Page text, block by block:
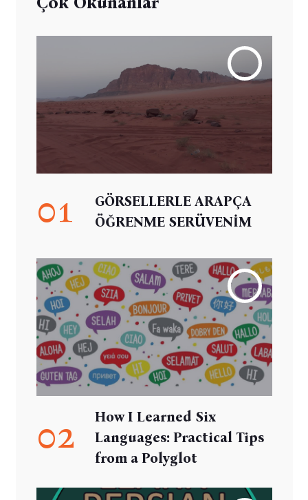
01
GÖRSELLERLE ARAPÇA
ÖĞRENME SERÜVENİM
02
How I Learned Six
Languages: Practical Tips
from a Polyglot